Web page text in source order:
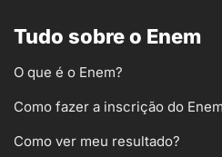
Tudo sobre o Enem
O que é o Enem?
Como fazer a inscrição do
Como ver meu resultado?